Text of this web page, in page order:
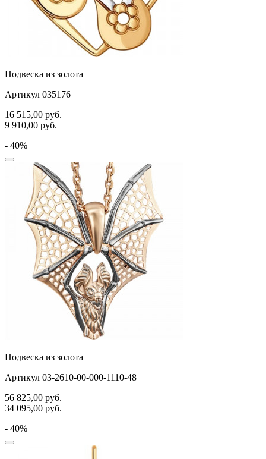
Подвеска из золота
Артикул 035176
16 515,00 руб.
9 910,00 руб.
- 40%
Подвеска из золота
Артикул 03-2610-00-000-1110-48
56 825,00 руб.
34 095,00 руб.
- 40%